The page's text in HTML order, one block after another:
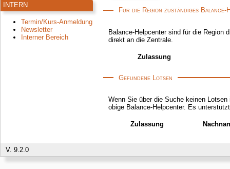
INTERN
Termin/Kurs-Anmeldung
Newsletter
Interner Bereich
Für die Region zuständiges Balance-
Balance-Helpcenter sind für die Region
direkt an die Zentrale.
Zulassung
Gefundene Lotsen
Wenn Sie über die Suche keinen
obige Balance-Helpcenter. Es
Zulassung
V. 9.2.0